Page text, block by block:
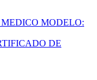
MODELO:
DE